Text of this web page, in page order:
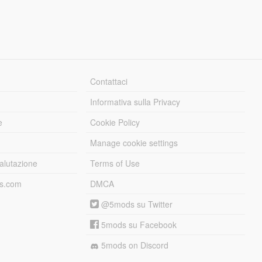
Contattaci
Informativa sulla Privacy
Cookie Policy
Manage cookie settings
Terms of Use
DMCA
@5mods su Twitter
5mods su Facebook
5mods on Discord